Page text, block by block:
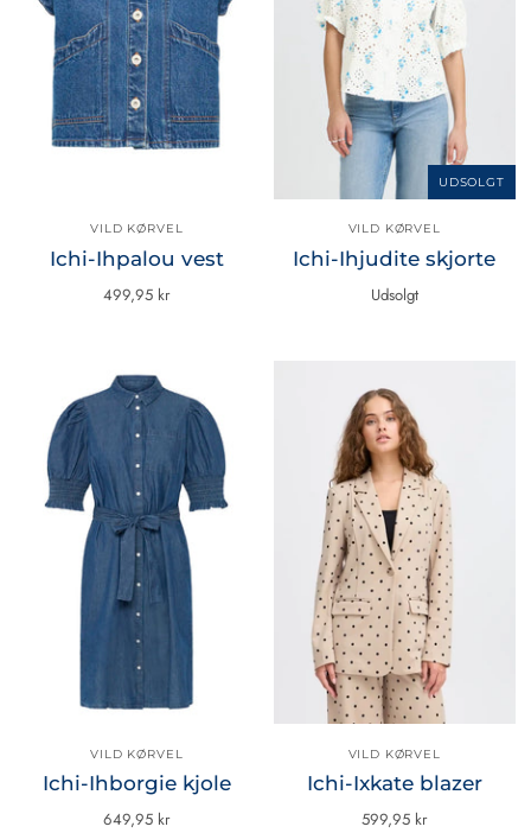
VILD KØRVEL
Ichi-Ihpalou vest
499,95 kr
UDSOLGT
VILD KØRVEL
Ichi-Ihjudite skjorte
Udsolgt
VILD KØRVEL
Ichi-Ihborgie kjole
649,95 kr
VILD KØRVEL
Ichi-Ixkate blazer
599,95 kr